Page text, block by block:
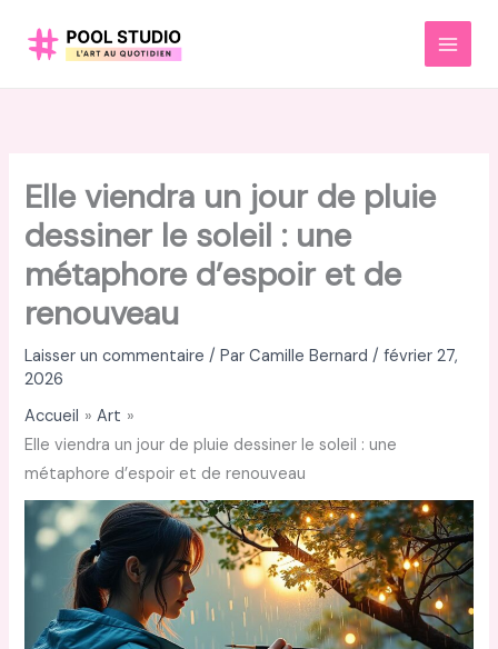
MAIN
Elle viendra un jour de pluie
dessiner le soleil : une
métaphore d’espoir et de
renouveau
Laisser un commentaire / ParCamille Bernard/février 27,
2026
Accueil
Art
Elle viendra un jour de pluie dessiner le soleil : une
métaphore d’espoir et de renouveau